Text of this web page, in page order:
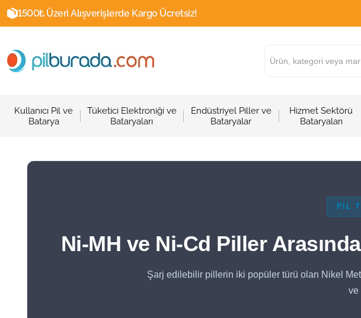
1500₺ Üzeri Alışverişlerde Kargo Ücretsiz!
Kullanıcı Pil ve
Batarya
Tüketici Elektroniği ve
Bataryaları
Endüstriyel Piller ve
Bataryalar
Hizmet Sektörü
Bataryaları
PİL
Ni-MH ve Ni-Cd Piller
Şarj edilebilir pillerin iki popüler türü olan Nikel
ve